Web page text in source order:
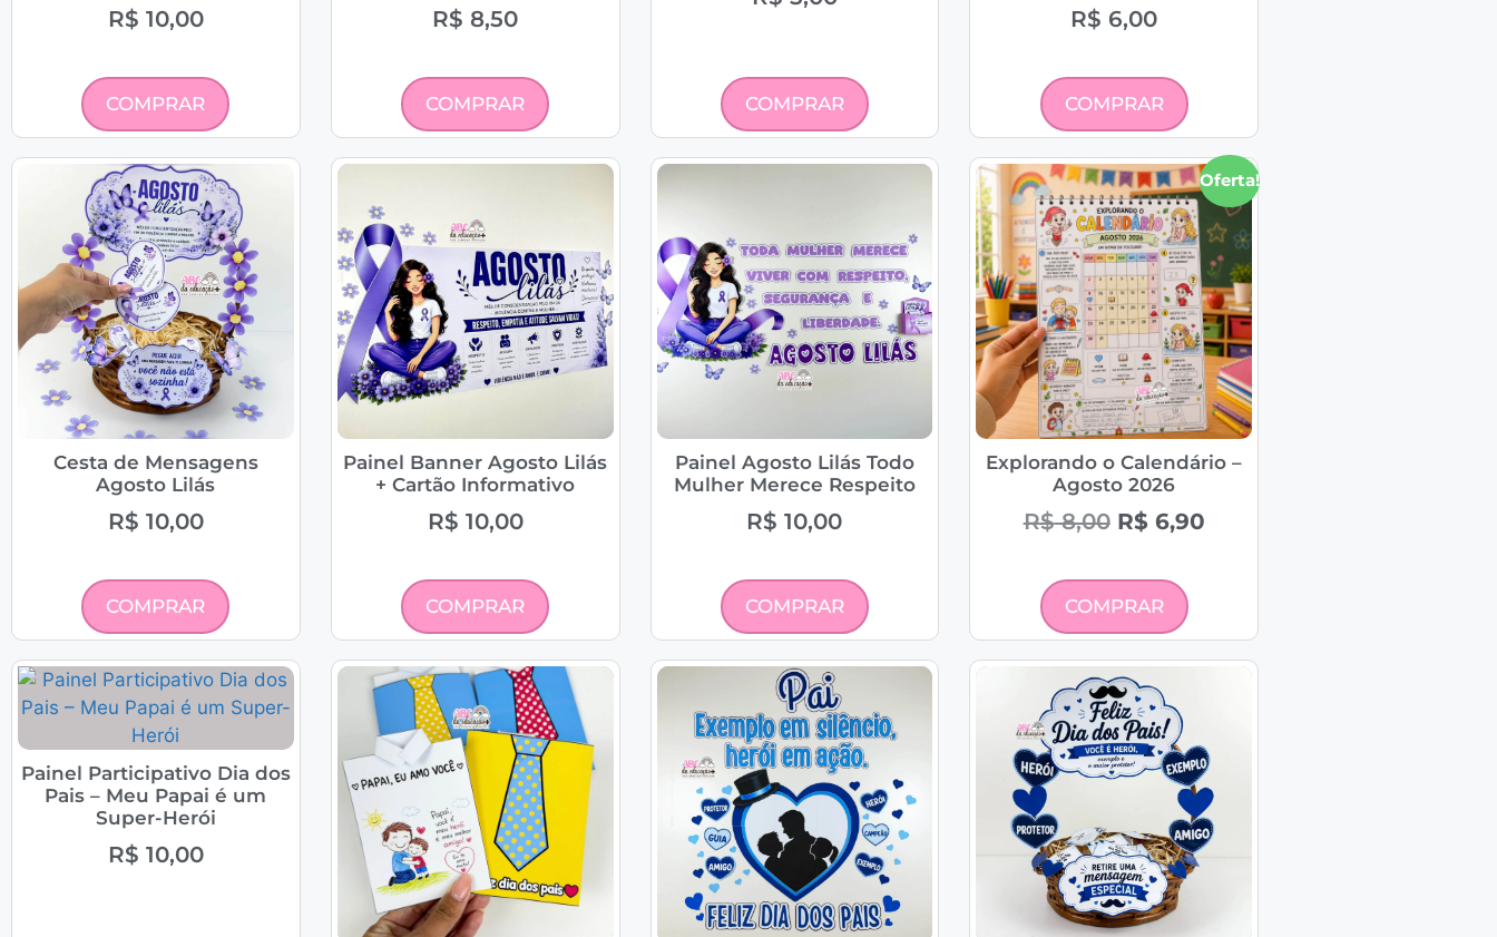
R$ 10,00
COMPRAR
R$ 8,50
COMPRAR COMPRAR
R$ 6,00
COMPRAR
Cesta de Mensagens
Agosto Lilás
R$ 10,00
COMPRAR
Painel Banner Agosto Lilás
+ Cartão Informativo
R$ 10,00
COMPRAR
Painel Agosto Lilás Todo
Mulher Merece Respeito
R$ 10,00
COMPRAR
Oferta!
Explorando o Calendário –
Agosto 2026
R$8,00 R$6,90
COMPRAR
Painel Participativo Dia dos
Pais – Meu Papai é um
Super-Herói
R$ 10,00